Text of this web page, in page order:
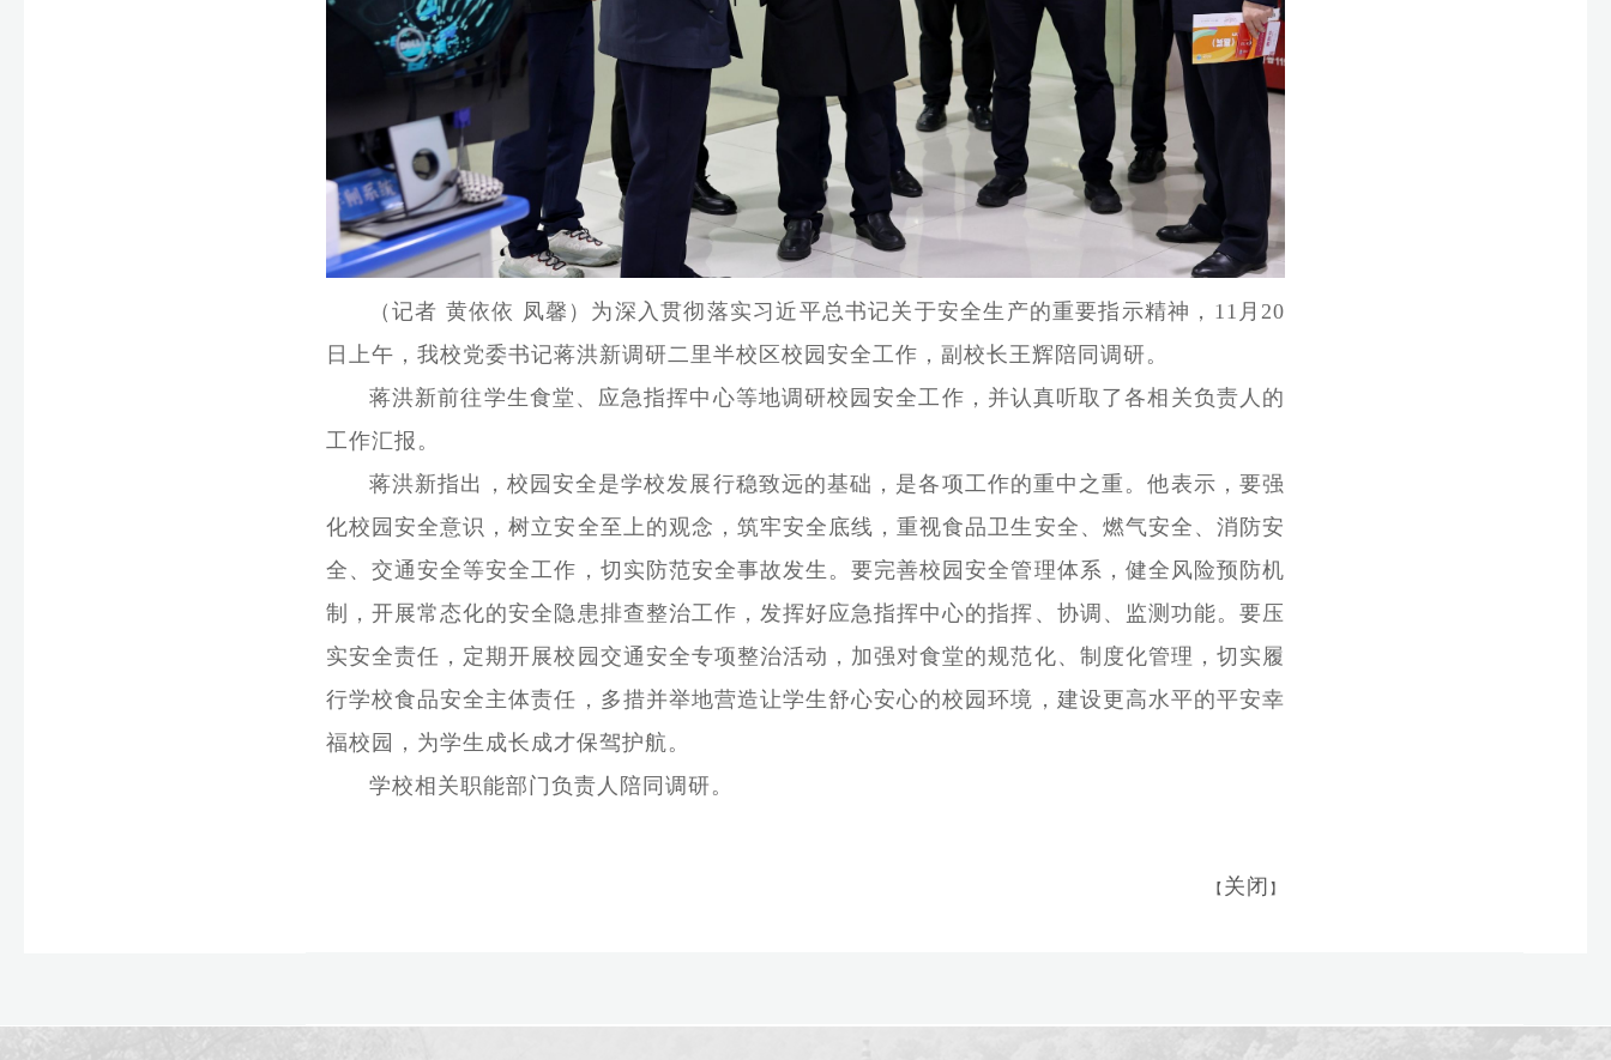
（记者 黄依依 凤馨）为深入贯彻落实习近平总书记关于安全生产的重要指示精神，11月20
日上午，我校党委书记蒋洪新调研二里半校区校园安全工作，副校长王辉陪同调研。
蒋洪新前往学生食堂、应急指挥中心等地调研校园安全工作，并认真听取了各相关负责人的
工作汇报。
蒋洪新指出，校园安全是学校发展行稳致远的基础，是各项工作的重中之重。他表示，要强
化校园安全意识，树立安全至上的观念，筑牢安全底线，重视食品卫生安全、燃气安全、消防安
全、交通安全等安全工作，切实防范安全事故发生。要完善校园安全管理体系，健全风险预防机
制，开展常态化的安全隐患排查整治工作，发挥好应急指挥中心的指挥、协调、监测功能。要压
实安全责任，定期开展校园交通安全专项整治活动，加强对食堂的规范化、制度化管理，切实履
行学校食品安全主体责任，多措并举地营造让学生舒心安心的校园环境，建设更高水平的平安幸
福校园，为学生成长成才保驾护航。
学校相关职能部门负责人陪同调研。
【 关闭 】